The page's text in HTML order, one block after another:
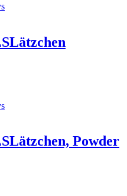
Lätzchen
Lätzchen, Powder